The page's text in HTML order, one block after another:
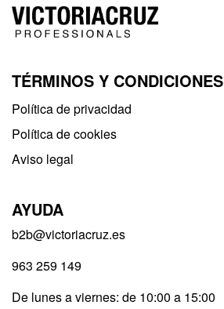
Ir al contenido
TÉRMINOS Y CONDICIONES
Política de privacidad​
Política de cookies
Aviso legal
AYUDA
b2b@victoriacruz.es
963 259 149
De lunes a viernes: de 10:00 a 15:00